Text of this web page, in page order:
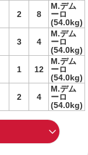
2 8
M.デム
ーロ
(54.0kg)
3 4
M.デム
ーロ
(54.0kg)
1 12
M.デム
ーロ
(54.0kg)
2 4
M.デム
ーロ
(54.0kg)